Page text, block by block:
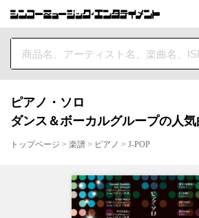
ピアノ・ソロ
ダンス＆ボーカルグループの人気
トップページ > 楽譜 > ピアノ > J-POP